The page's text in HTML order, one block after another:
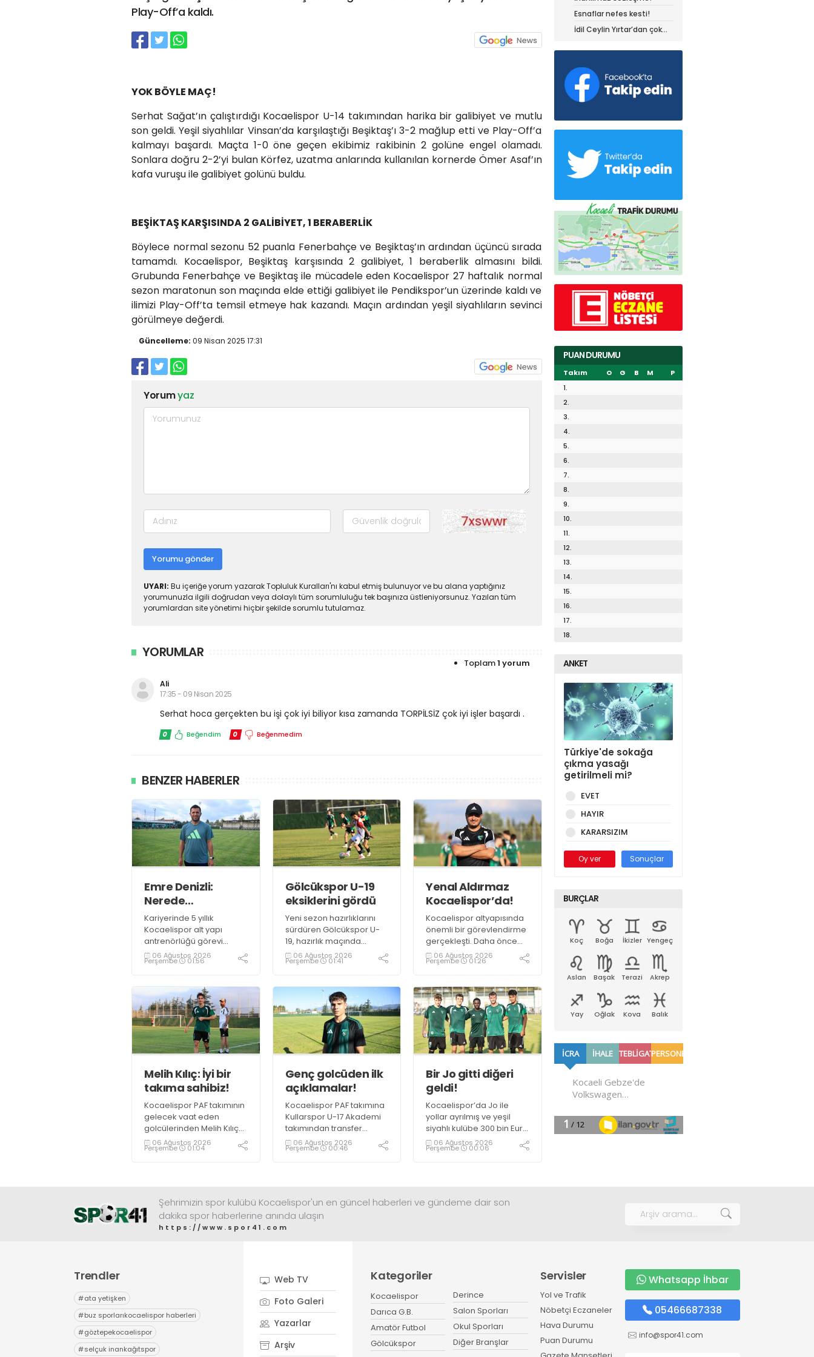
Play-Off’a kaldı.
YOK BÖYLE MAÇ!
Serhat Sağat’ın çalıştırdığı Kocaelispor U-14 takımından harika bir galibiyet ve mutlu
son geldi. Yeşil siyahlılar Vinsan’da karşılaştığı Beşiktaş’ı 3-2 mağlup etti ve Play-Off’a
kalmayı başardı. Maçta 1-0 öne geçen ekibimiz rakibinin 2 golüne engel olamadı.
Sonlara doğru 2-2’yi bulan Körfez, uzatma anlarında kullanılan kornerde Ömer Asaf’ın
kafa vuruşu ile galibiyet golünü buldu.
BEŞİKTAŞ KARŞISINDA 2 GALİBİYET, 1 BERABERLİK
Böylece normal sezonu 52 puanla Fenerbahçe ve Beşiktaş’ın ardından üçüncü sırada
tamamdı. Kocaelispor, Beşiktaş karşısında 2 galibiyet, 1 beraberlik almasını bildi.
Grubunda Fenerbahçe ve Beşiktaş ile mücadele eden Kocaelispor 27 haftalık normal
sezon maratonun son maçında elde ettiği galibiyet ile Pendikspor’un üzerinde kaldı ve
ilimizi Play-Off’ta temsil etmeye hak kazandı. Maçın ardından yeşil siyahlıların sevinci
görülmeye değerdi.
Güncelleme: 09 Nisan 2025 17:31
Yorumyaz
Yorumu gönder
UYARI: Bu içeriğe yorum yazarak Topluluk Kuralları'nı kabul etmiş bulunuyor ve bu alana yaptığınız
yorumunuzla ilgili doğrudan veya dolaylı tüm sorumluluğu tek başınıza üstleniyorsunuz. Yazılan tüm
yorumlardan site yönetimi hiçbir şekilde sorumlu tutulamaz.
YORUMLAR
Toplam1 yorum
Ali
17:35 - 09 Nisan 2025
Serhat hoca gerçekten bu işi çok iyi biliyor kısa zamanda TORPİLSİZ çok iyi işler başardı .
0 Beğendim 0 Beğenmedim
BENZER HABERLER
Emre Denizli:
Nerede
olduğumuzu
gördük
Kariyerinde 5 yıllık
Kocaelispor alt yapı
antrenörlüğü görevi
bulunan ve bu sezon
Gölcükspor U-19 takımını
gazetemize konuştu.
06 Ağustos 2026
Perşembe 01:56
Gölcükspor U-19
eksiklerini gördü
Yeni sezon hazırlıklarını
sürdüren Gölcükspor U-
19, hazırlık maçında
Kocaelispor PAF Takımı ile
karşı karşıya geldi. Teknik
oyuncuların son
durumunu görme hem de
takımın eksiklerini tespit
etme fırsatı buldu.
06 Ağustos 2026
Perşembe 01:41
Yenal Aldırmaz
Kocaelispor’da!
Kocaelispor altyapısında
önemli bir görevlendirme
gerçekleşti. Daha önce
Belediye Derincespor'da
kulüp müdürü olarak
Aldırmaz, yeşil siyahlı
kulübün altyapı izleme
ekibine dahil oldu.
06 Ağustos 2026
Perşembe 01:26
Melih Kılıç: İyi bir
takıma sahibiz!
Kocaelispor PAF takımının
gelecek vaat eden
golcülerinden Melih Kılıç
gazetemize yaptığı
açıklamada “İyi bir takıma
06 Ağustos 2026
Perşembe 01:04
Genç golcüden ilk
açıklamalar!
Kocaelispor PAF takımına
Kullarspor U-17 Akademi
takımından transfer
edilen Muhammed Utku
Küçük ilk açıklamalarını
06 Ağustos 2026
Perşembe 00:46
Bir Jo gitti diğeri
geldi!
Kocaelispor’da Jo ile
yollar ayrılmış ve yeşil
siyahlı kulübe 300 bin Euro
kazandırarak Fransa Lig
1’e transfer olmuştu.
06 Ağustos 2026
Perşembe 00:06
Esnaflar nefes kesti!
İdil Ceylin Yırtar’dan çok
PUAN DURUMU
Takım O G B M
P
1.
2.
3.
4.
5.
6.
7.
8.
9.
10.
11.
12.
13.
14.
15.
16.
17.
18.
ANKET
Türkiye'de sokağa
çıkma yasağı
getirilmeli mi?
EVET
HAYIR
KARARSIZIM
Oy ver Sonuçlar
BURÇLAR
Koç Boğa İkizler Yengeç
Aslan Başak Terazi Akrep
Yay Oğlak Kova Balık
Şehrimizin spor kulübü Kocaelispor'un en güncel haberleri ve gündeme dair son
dakika spor haberlerine anında ulaşın
https://www.spor41.com
Trendler
#ata yetişken
#buz sporlarıkocaelispor haberleri
#göztepekocaelispor
#selçuk inankağıtspor
Web TV
Foto Galeri
Yazarlar
Arşiv
Kategoriler
Kocaelispor
Darıca G.B.
Amatör Futbol
Gölcükspor
Derince
Salon Sporları
Okul Sporları
Diğer Branşlar
Servisler
Yol ve Trafik
Nöbetçi Eczaneler
Hava Durumu
Puan Durumu
Whatsapp İhbar
05466687338
info@spor41.com